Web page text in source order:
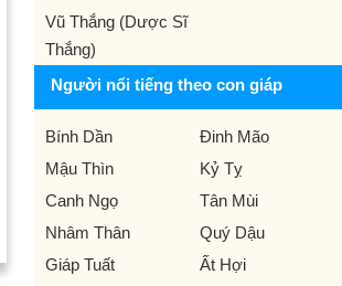
Vũ Thắng (Dược Sĩ
Thắng)
Người nổi tiếng theo con giáp
Bính Dần
Đinh Mão
Mậu Thìn
Kỷ Tỵ
Canh Ngọ
Tân Mùi
Nhâm Thân
Quý Dậu
Giáp Tuất
Ất Hợi